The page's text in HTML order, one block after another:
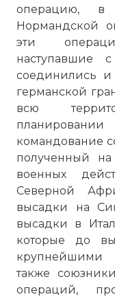
операцию, в
Нормандской
эти
соединились
германской
всю
командование
полученный на
военных
Северной
высадки на
высадки в
которые до
крупнейшими
также
операций,